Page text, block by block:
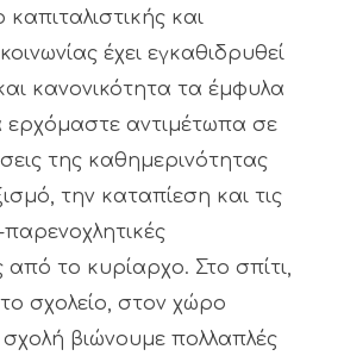
και
έχει εγκαθιδρυθεί
κανονικότητα τα έμφυλα
ερχόμαστε αντιμέτωπα σε
της καθημερινότητας
την καταπίεση και τις
το κυρίαρχο. Στο σπίτι,
σχολείο, στον χώρο
βιώνουμε πολλαπλές